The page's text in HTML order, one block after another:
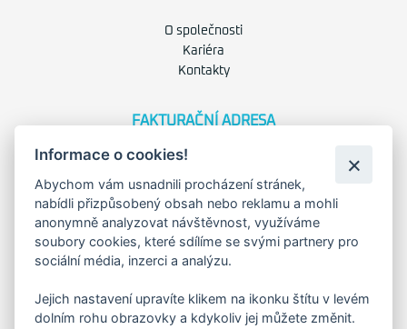
O společnosti
Kariéra
Kontakty
FAKTURAČNÍ ADRESA
Družstevní 1394/12
IČO: 28404009
DIČ: CZ28404009
KORESP. ADRESA A SKLAD
Lutopecny 159 (areál bývalého ZD)
Informace o cookies!
Abychom vám usnadnili procházení stránek,
nabídli přizpůsobený obsah nebo reklamu a mohli
anonymně analyzovat návštěvnost, využíváme
soubory cookies, které sdílíme se svými partnery pro
sociální média, inzerci a analýzu.
Jejich nastavení upravíte klikem na ikonku štítu v levém
dolním rohu obrazovky a kdykoliv jej můžete změnit.